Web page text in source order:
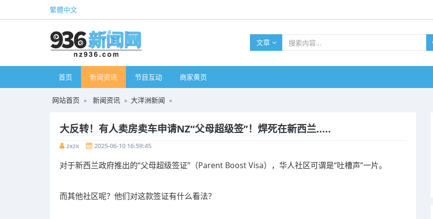
繁體中文
文章
首页 新闻资讯 节目互动 商家黄页
网站首页 新闻资讯 大洋洲新闻
大反转！有人卖房卖车申请NZ“父母超级签”！焊死在新西兰.....
zxzx 2025-06-10 16:59:45
对于新西兰政府推出的“父母超级签证”（Parent Boost Visa），华人社区可谓是“吐槽声”一片。
而其他社区呢？他们对这款签证有什么看法？